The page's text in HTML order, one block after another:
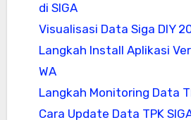
di SIGA
Visualisasi Data Siga DIY
Langkah Install Aplikasi
WA
Langkah Monitoring Data
Cara Update Data TPK